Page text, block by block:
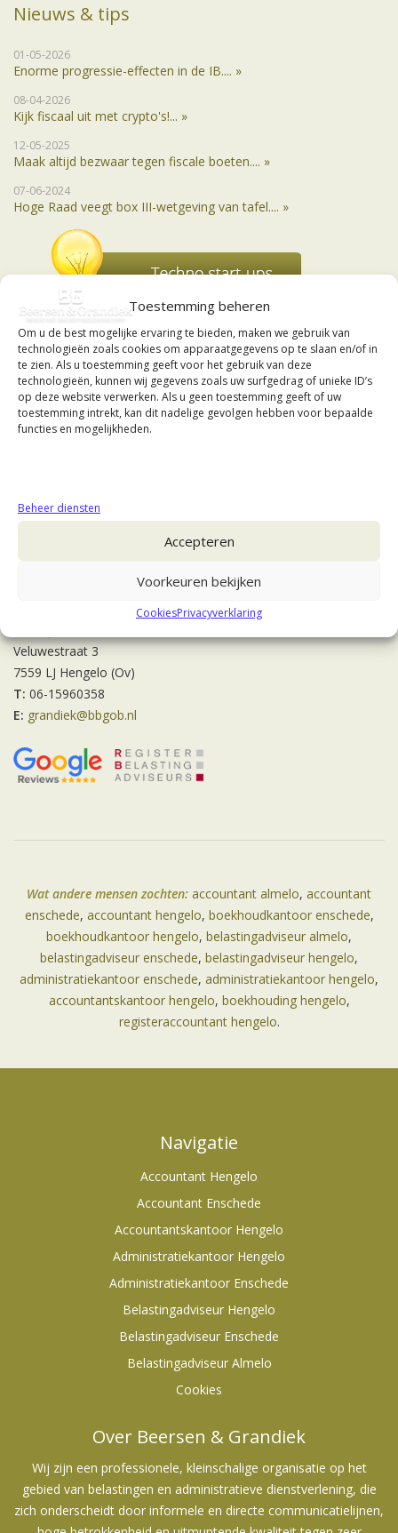
Toestemming beheren
Om u de best mogelijke ervaring te bieden, maken we gebruik van
technologieën zoals cookies om apparaatgegevens op te slaan en/of in
te zien. Als u toestemming geeft voor het gebruik van deze
technologieën, kunnen wij gegevens zoals uw surfgedrag of unieke ID’s
op deze website verwerken. Als u geen toestemming geeft of uw
toestemming intrekt, kan dit nadelige gevolgen hebben voor bepaalde
functies en mogelijkheden.
Beheer diensten
Accepteren
Voorkeuren bekijken
CookiesPrivacyverklaring
Nieuws & tips
01-05-2026
Enorme progressie-effecten in de IB.... »
08-04-2026
Kijk fiscaal uit met crypto's!... »
12-05-2025
Maak altijd bezwaar tegen fiscale boeten.... »
07-06-2024
Hoge Raad veegt box III-wetgeving van tafel.... »
Veluwestraat 3
7559 LJ Hengelo (Ov)
T: 06-15960358
E: grandiek@bbgob.nl
Wat andere mensen zochten: accountant almelo, accountant
enschede, accountant hengelo, boekhoudkantoor enschede,
boekhoudkantoor hengelo, belastingadviseur almelo,
belastingadviseur enschede, belastingadviseur hengelo,
administratiekantoor enschede, administratiekantoor hengelo,
accountantskantoor hengelo, boekhouding hengelo,
registeraccountant hengelo.
Navigatie
Accountant Hengelo
Accountant Enschede
Accountantskantoor Hengelo
Administratiekantoor Hengelo
Administratiekantoor Enschede
Belastingadviseur Hengelo
Belastingadviseur Enschede
Belastingadviseur Almelo
Cookies
Over Beersen & Grandiek
Wij zijn een professionele, kleinschalige organisatie op het
gebied van belastingen en administratieve dienstverlening, die
zich onderscheidt door informele en directe communicatielijnen,